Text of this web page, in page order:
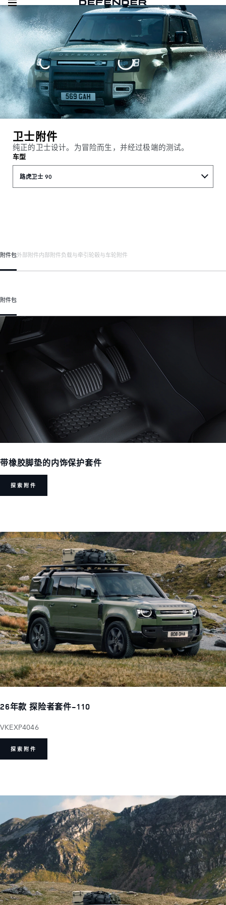
卫士附件
纯正的卫士设计。为冒险而生，并经过极端的测试。
车型
路虎卫士 90
附件包外部附件内部附件负载与牵引轮毂与车轮附件
附件包
带橡胶脚垫的内饰保护套件
探索附件
26年款 探险者套件-110
VKEXP4046
探索附件